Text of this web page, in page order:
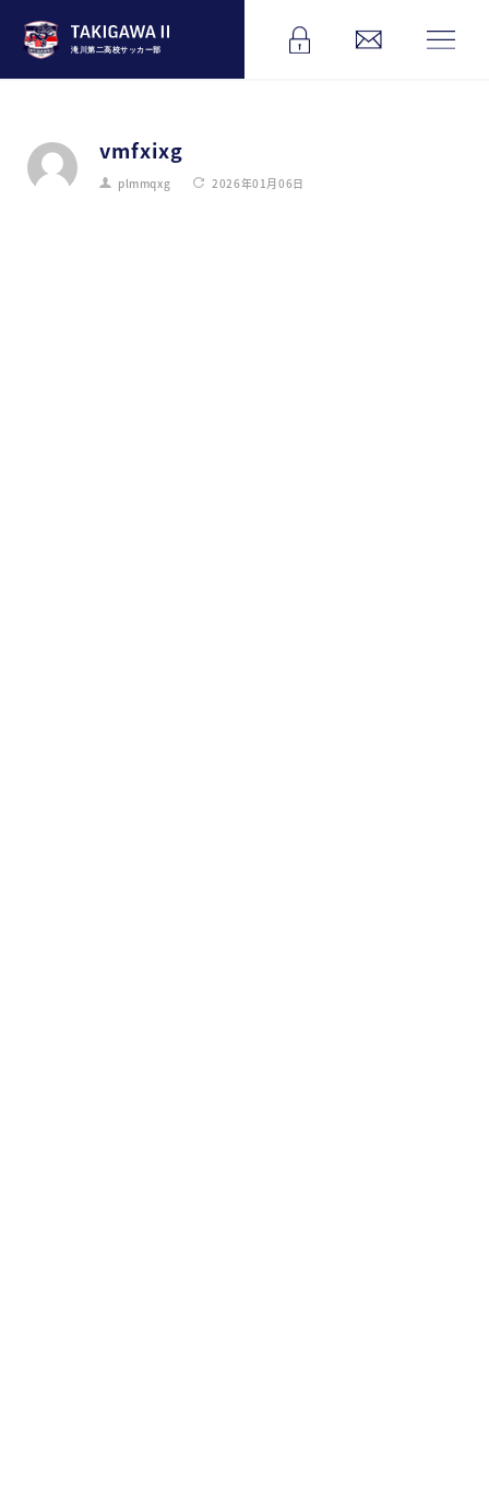
滝川第二高校サッカー部
vmfxixg
plmmqxg 2026年01月06日